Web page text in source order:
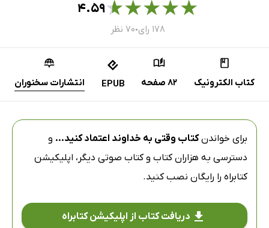
★
★
★
★
★۴.۵۹
۱۷۸ رای ● ۷۰ نظر
کتاب الکترونیک 82 صفحه EPUB انتشارات سخنوران
برای خواندنکتاب وقتی به خداوند اعتماد کنید... و
دسترسی به هزاران کتاب و کتاب صوتی دیگر، اپلیکیشن
کتابراه را رایگان نصب کنید.
دریافت کتاب از اپلیکیشن کتابراه